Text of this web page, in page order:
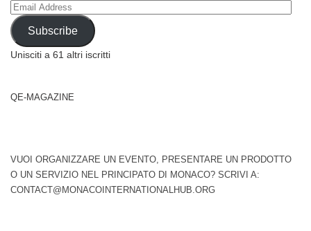
Email
Address
Subscribe
Unisciti a 61 altri iscritti
QE-MAGAZINE
VUOI ORGANIZZARE UN EVENTO, PRESENTARE UN PRODOTTO
O UN SERVIZIO NEL PRINCIPATO DI MONACO? SCRIVI A:
CONTACT@MONACOINTERNATIONALHUB.ORG